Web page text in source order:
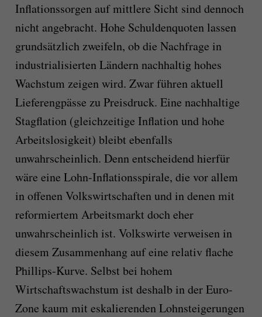
Inflationssorgen auf mittlere Sicht sind dennoch
nicht angebracht. Hohe Schuldenquoten lassen
grundsätzlich zweifeln, ob die Nachfrage in
industrialisierten Ländern nachhaltig hohes
Wachstum zeigen wird. Zwar führen aktuell
Lieferengpässe zu Preisdruck. Eine nachhaltige
Stagflation (gleichzeitige Inflation und hohe
Arbeitslosigkeit) bleibt ebenfalls
unwahrscheinlich. Denn entscheidend hierfür
wäre eine Lohn-Inflationsspirale, die vor allem
in offenen Volkswirtschaften und in denen mit
reformiertem Arbeitsmarkt doch eher
unwahrscheinlich ist. Volkswirte verweisen in
diesem Zusammenhang auf eine relativ flache
Phillips-Kurve. Selbst bei hohem
Wirtschaftswachstum ist deshalb in der Euro-
Zone kaum mit eskalierenden Lohnsteigerungen